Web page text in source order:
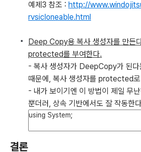
예제3 참조 : http://
rvsicloneable.html
Deep Copy용 복사 생성자를 만든
protected를 부여한다.
- 복사 생성자가 DeepCopy가 된다
때문에, 복사 생성자를 protected
- 내가 보이기엔 이 방법이 제일 무
뿐더러, 상속 기반에서도 잘 작동한
결론